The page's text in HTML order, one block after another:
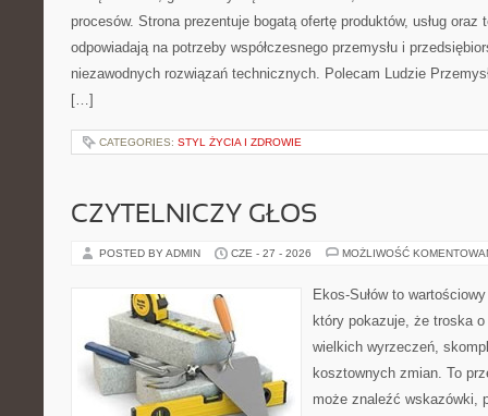
procesów. Strona prezentuje bogatą ofertę produktów, usług oraz
odpowiadają na potrzeby współczesnego przemysłu i
niezawodnych rozwiązań technicznych. Polecam Ludzie
[…]
CATEGORIES: STYL ŻYCIA I ZDROWIE
CZYTELNICZY GŁOS
POSTED BY ADMIN CZE - 27 - 2026 MOŻLIWOŚĆ
Ekos-Sułów to
który pokazuje, że troska
wielkich wyrzeczeń,
kosztownych zmian. To
może znaleźć wskazówki,